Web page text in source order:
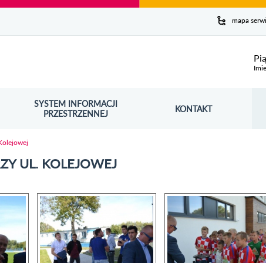
mapa
SYSTEM INFORMACJI
PRZESTRZENNEJ
OTWORZY SIĘ W NOWYM OKNIE KONTAKT
UL. KOLEJOWEJ